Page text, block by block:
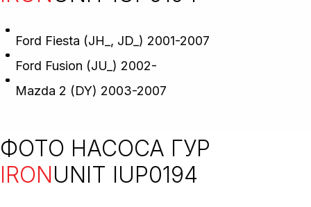
Ford Fiesta (JH_, JD_) 2001-2007
Ford Fusion (JU_) 2002-
Mazda 2 (DY) 2003-2007
ФОТО НАСОСА ГУР
IRONUNIT IUP0194